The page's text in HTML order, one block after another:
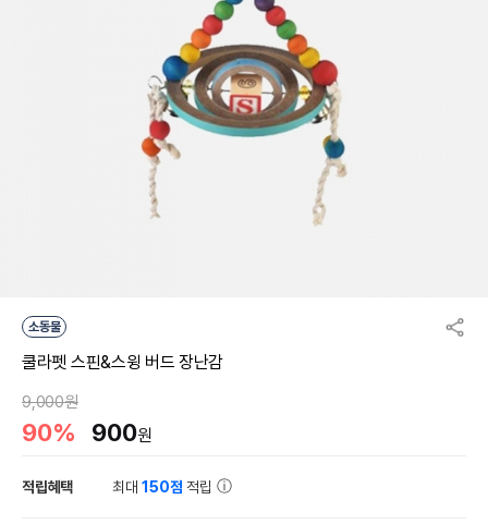
소동물
쿨라펫 스핀&스윙 버드 장난감
9,000원
90% 900원
적립혜택 최대150점 적립